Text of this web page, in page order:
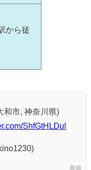
から徒
和市, 神奈川県)
ShfGtHLDul